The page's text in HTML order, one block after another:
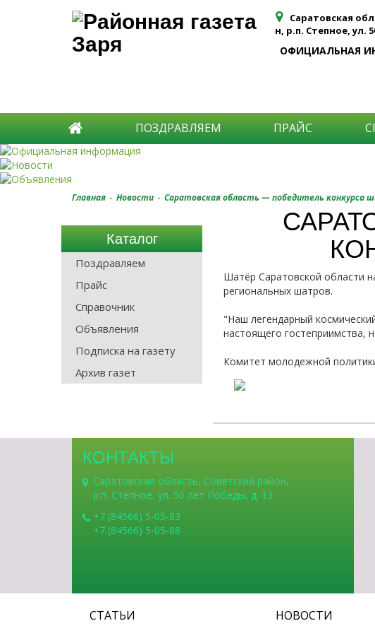
Саратовская
н, р.п. Степное, ул.
ОФИЦИАЛЬНАЯ
ПОЗДРАВЛЯЕМ ПРАЙС
Главная - Новости - Саратовская область — победитель конкурса
Каталог
Поздравляем
Прайс
Справочник
Объявления
Подписка на газету
Архив газет
Шатёр Саратовской области
региональных шатров.
"Наш легендарный
настоящего гостеприимства,
Комитет молодежной
КОНТАКТЫ
Саратовская область, Советский район,
р.п. Степное, ул. 50 лет Победы, д. 13
+7 (84566) 5-05-83
+7 (84566) 5-05-88
СТАТЬИ НОВОСТИ